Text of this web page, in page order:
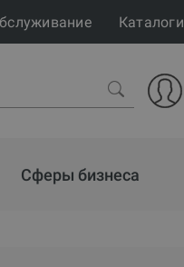
Каталоги
Сферы бизнеса